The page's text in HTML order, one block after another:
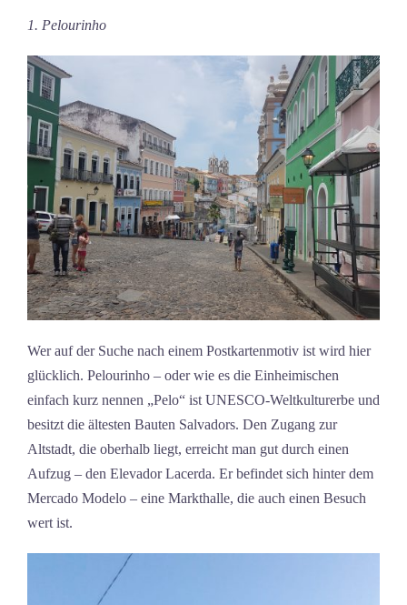
1. Pelourinho
Wer auf der Suche nach einem Postkartenmotiv ist wird hier
glücklich. Pelourinho – oder wie es die Einheimischen
einfach kurz nennen „Pelo“ ist UNESCO-Weltkulturerbe und
besitzt die ältesten Bauten Salvadors. Den Zugang zur
Altstadt, die oberhalb liegt, erreicht man gut durch einen
Aufzug – den Elevador Lacerda. Er befindet sich hinter dem
Mercado Modelo – eine Markthalle, die auch einen Besuch
wert ist.